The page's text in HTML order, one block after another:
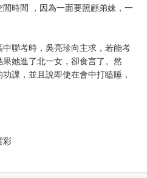
時間 ，因為一面要照顧弟妹，一
中聯考時，吳亮珍向主求，若能考
果她進了北一女，卻食言了。然
課，並且說即使在會中打瞌睡，
彩